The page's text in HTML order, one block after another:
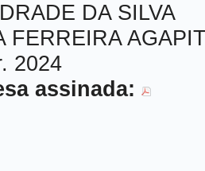
DA SILVA
FERREIRA
2024
assinada: